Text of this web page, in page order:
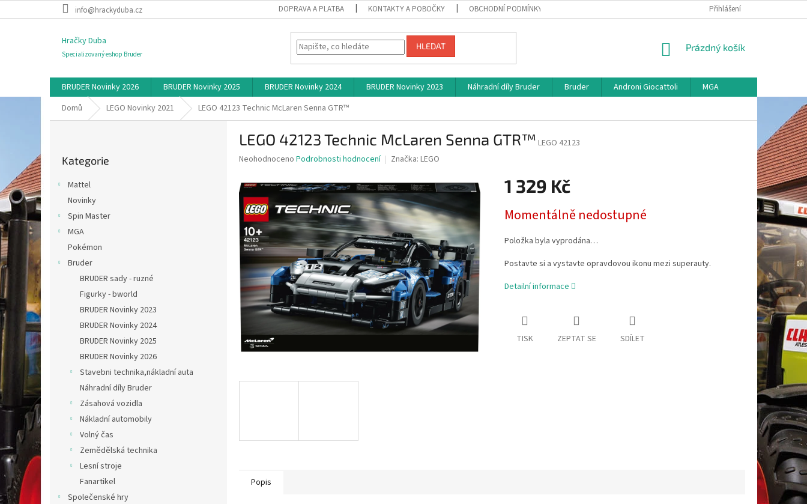
na
info@hrackyduba.cz DOPRAVA A PLATBA KONTAKTY A POBOČKY OBCHODNÍ PODMÍNKY MAPA SERVERU
Přihlášení
Hračky Duba
Specializovaný eshop Bruder
HLEDAT
NÁKUPNÍ
Prázdný košík
BRUDER Novinky 2026 BRUDER Novinky 2025 BRUDER Novinky 2024 BRUDER Novinky 2023 Náhradní díly Bruder Bruder Androni Giocattoli
MGA
Domů
LEGO Novinky 2021 LEGO 42123 Technic McLaren Senna GTR™
kategorie
Kategorie
Mattel
Novinky
Spin Master
MGA
Pokémon
Bruder
BRUDER sady - ruzné
Figurky - bworld
BRUDER Novinky 2023
BRUDER Novinky 2024
BRUDER Novinky 2025
BRUDER Novinky 2026
Stavebni technika,nákladní auta
Náhradní díly Bruder
Zásahová vozidla
Nákladní automobily
Volný čas
Zemědělská technika
Lesní stroje
Fanartikel
Společenské hry
LEGO 42123 Technic McLaren Senna GTR™ LEGO 42123
Průměrné
produktu
je
0,0
z
5
hvězdiček.
Neohodnoceno Podrobnosti hodnocení Značka: LEGO
1 329 Kč
cena:
Momentálně nedostupné
Položka byla vyprodána…
Postavte si a vystavte opravdovou ikonu mezi superauty.
Detailní informace
TISK ZEPTAT SE SDÍLET
Popis